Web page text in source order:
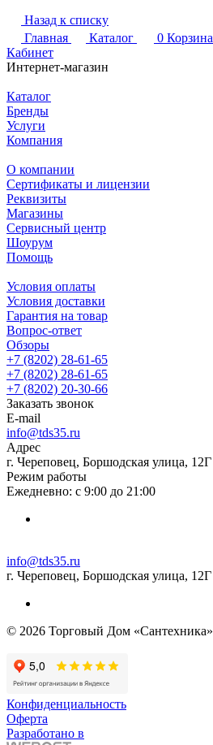
Назад к списку
Главная
Каталог 0 Корзина
Кабинет
Интернет-магазин
Каталог
Бренды
Услуги
Компания
О компании
Сертификаты и лицензии
Реквизиты
Магазины
Сервисный центр
Шоурум
Помощь
Условия оплаты
Условия доставки
Гарантия на товар
Вопрос-ответ
Обзоры
+7 (8202) 28‑61-65
+7 (8202) 28‑61-65
+7 (8202) 20‑30-66
Заказать звонок
E-mail
info@tds35.ru
Адрес
г. Череповец, Боршодская улица, 12Г
Режим работы
Ежедневно: с 9:00 до 21:00
info@tds35.ru
г. Череповец, Боршодская улица, 12Г
© 2026 Торговый Дом «Сантехника»
Конфиденциальность
Оферта
Разработано в